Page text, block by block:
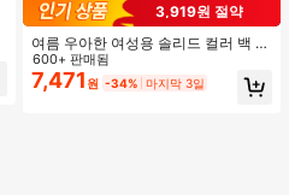
3,919원 절약
여름 우아한 여성용 솔리드 컬러 백 타
이 셔츠 (참고: 가볍고 통기성 있는 얇
은 스타일) 허리 드로스트링 디자인 화
이트, 조용한 럭셔리
600+ 판매됨
7,471 원 -34% 마지막 3일